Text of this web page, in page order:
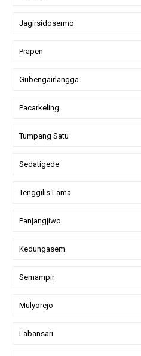
Jagirsidosermo
Prapen
Gubengairlangga
Pacarkeling
Tumpang Satu
Sedatigede
Tenggilis Lama
Panjangjiwo
Kedungasem
Semampir
Mulyorejo
Labansari